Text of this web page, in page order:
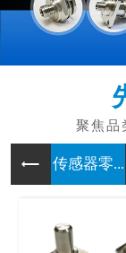
传感器零...